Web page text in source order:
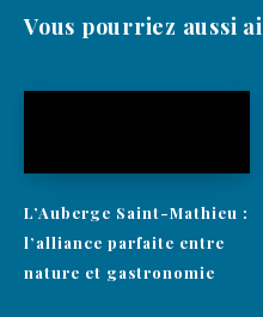
Vous pourriez aussi
L’Auberge Saint-Mathieu :
l’alliance parfaite entre
nature et gastronomie